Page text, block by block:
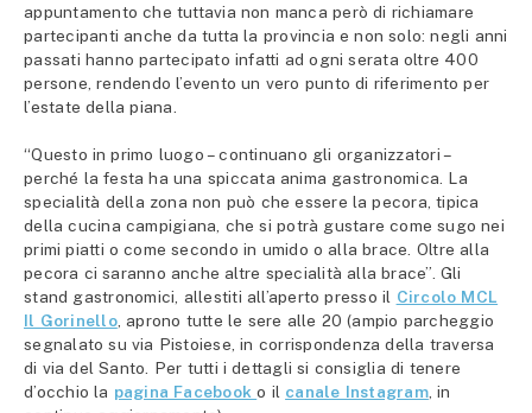
appuntamento che tuttavia non manca però di richiamare
partecipanti anche da tutta la provincia e non solo: negli anni
passati hanno partecipato infatti ad ogni serata oltre 400
persone, rendendo l’evento un vero punto di riferimento per
l’estate della piana.
“Questo in primo luogo – continuano gli organizzatori –
perché la festa ha una spiccata anima gastronomica. La
specialità della zona non può che essere la pecora, tipica
della cucina campigiana, che si potrà gustare come sugo nei
primi piatti o come secondo in umido o alla brace. Oltre alla
pecora ci saranno anche altre specialità alla brace”. Gli
stand gastronomici, allestiti all’aperto presso il Circolo MCL
Il Gorinello, aprono tutte le sere alle 20 (ampio parcheggio
segnalato su via Pistoiese, in corrispondenza della traversa
di via del Santo. Per tutti i dettagli si consiglia di tenere
d’occhio la pagina Facebooko il canale Instagram, in